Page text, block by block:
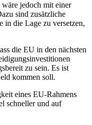
jedoch mit einer
sind zusätzliche
in die Lage zu versetzen,
die EU in den nächsten
zu sein. Es ist
kommen soll.
eines EU-Rahmens
schneller und auf